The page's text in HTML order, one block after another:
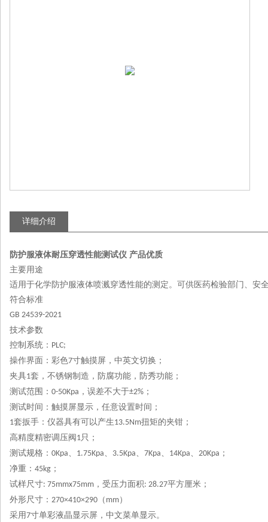
详细介绍
防护服液体耐压穿透性能测试仪 产品优质
主要用途
适用于化学防护服液体喷溅穿透性能的测定。可供医药检验部门、安
符合标准
GB 24539-2021
技术参数
控制系统： PLC;
操作界面：彩色7寸触摸屏，中英文切换；
夹具1套，不锈钢制造，防腐功能，防秀功能；
测试范围： 0-50Kpa ，误差不大于±2% ；
测试时间：触摸屏显示，任意设置时间；
1套扳手：仪器具有可以产生13.5Nm扭矩的夹钳；
高精度精密调压阀 1只；
测试规格： 0Kpa、 1.75Kpa、 3.5Kpa、 7Kpa、 14Kpa、 20Kpa ；
净重： 45kg ；
试样尺寸: 75mmx75mm ，受压力面积: 28.27平方厘米；
外形尺寸： 270×410×290 （ mm）
采用7寸单彩液晶显示屏，中文菜单显示。